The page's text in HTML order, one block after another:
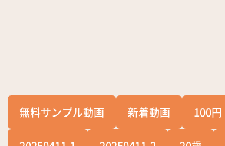
無料サンプル動画 新着動画 100円